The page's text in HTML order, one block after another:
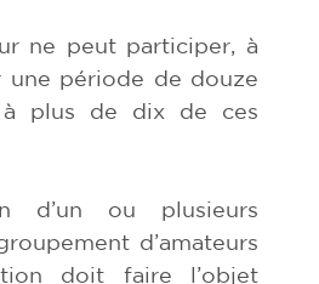
ne peut participer, à
période de douze
à plus de dix de ces
d’un ou plusieurs
d’amateurs
doit faire l’objet